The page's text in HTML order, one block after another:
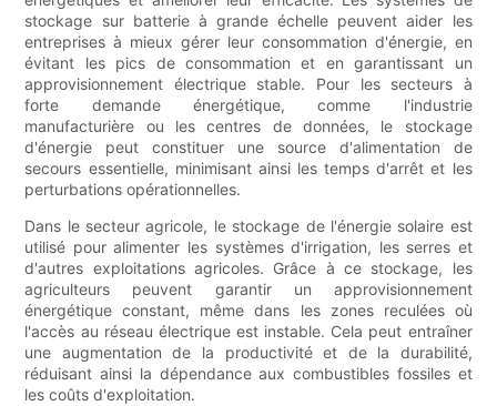
stockage sur batterie à grande échelle peuvent aider les
entreprises à mieux gérer leur consommation d'énergie, en
évitant les pics de consommation et en garantissant un
approvisionnement électrique stable. Pour les secteurs à
forte demande énergétique, comme l'industrie
manufacturière ou les centres de données, le stockage
d'énergie peut constituer une source d'alimentation de
secours essentielle, minimisant ainsi les temps d'arrêt et les
perturbations opérationnelles.
Dans le secteur agricole, le stockage de l'énergie solaire est
utilisé pour alimenter les systèmes d'irrigation, les serres et
d'autres exploitations agricoles. Grâce à ce stockage, les
agriculteurs peuvent garantir un approvisionnement
énergétique constant, même dans les zones reculées où
l'accès au réseau électrique est instable. Cela peut entraîner
une augmentation de la productivité et de la durabilité,
réduisant ainsi la dépendance aux combustibles fossiles et
les coûts d'exploitation.